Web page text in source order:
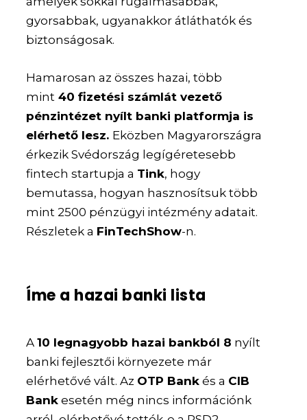
gyorsabbak, ugyanakkor átláthatók és
biztonságosak.
Hamarosan az összes hazai, több
mint 40 fizetési számlát vezető
pénzintézet nyílt banki platformja is
elérhető lesz. Eközben Magyarországra
érkezik Svédország legígéretesebb
fintech startupja a Tink, hogy
bemutassa, hogyan hasznosítsuk több
mint 2500 pénzügyi intézmény adatait.
Részletek a FinTechShow-n.
Íme a hazai banki lista
A10 legnagyobb hazai bankból 8 nyílt
banki fejlesztői környezete már
elérhetővé vált. Az OTP Bank és a CIB
Bank esetén még nincs információnk